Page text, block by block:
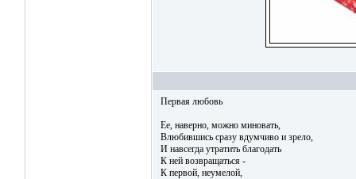
Первая любовь
Ее, наверно, можно миновать,
Влюбившись сразу вдумчиво и зрело,
И навсегда утратить благодать
К ней возвращаться -
К первой, неумелой,